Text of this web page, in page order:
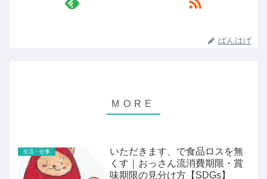
ぱんはげ
生活・仕事
いただきます、で食品ロスを無
くす｜おっさん流消費期限・賞
味期限の見分け方【SDGs】